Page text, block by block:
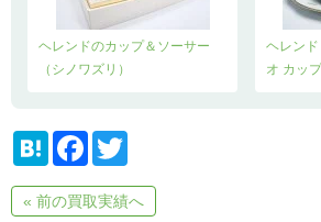
ヘレンドのカップ＆ソーサー
（シノワズリ）
ヘレンド
オ カッ
H
e
n
F
e
b
t
t
« 前の買取実績へ